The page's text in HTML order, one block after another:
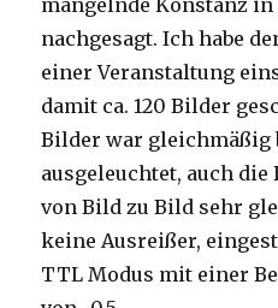
mangelnde Konstanz
nachgesagt. Ich habe
einer Veranstaltung
damit ca. 120 Bilder
Bilder war gleichmäßig
ausgeleuchtet, auch
von Bild zu Bild sehr
keine Ausreißer,
TTL Modus mit einer